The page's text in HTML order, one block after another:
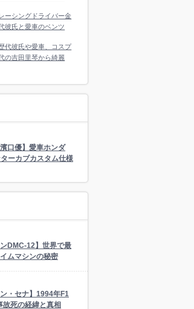
ーシングドライバー金
彼氏と愛車のベンツ
代彼氏や愛車、コスプ
の吉田里琴から綺麗
濱口優】愛車ホンダ
ーカブカスタム仕様
ンDMC-12】世界で最
ムマシンの秘密
ン・セナ】1994年F1
故死の経緯と真相